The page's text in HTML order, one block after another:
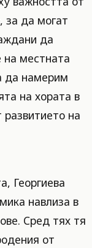
за да могат
да
местната
да намерим
на хората в
на
Георгиева
навлиза в
Сред тях тя
от